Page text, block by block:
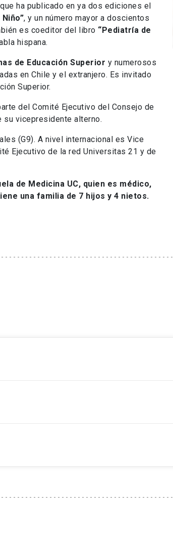
ha publicado en ya dos ediciones el
, y un número mayor a doscientos
es coeditor del libro “Pediatría de
hispana.
de Educación Superior y numerosos
en Chile y el extranjero. Es invitado
Superior.
del Comité Ejecutivo del Consejo de
su vicepresidente alterno.
(G9). A nivel internacional es Vice
Ejecutivo de la red Universitas 21 y de
de Medicina UC, quien es médico,
una familia de 7 hijos y 4 nietos.